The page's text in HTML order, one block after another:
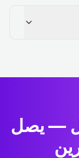
— يصل